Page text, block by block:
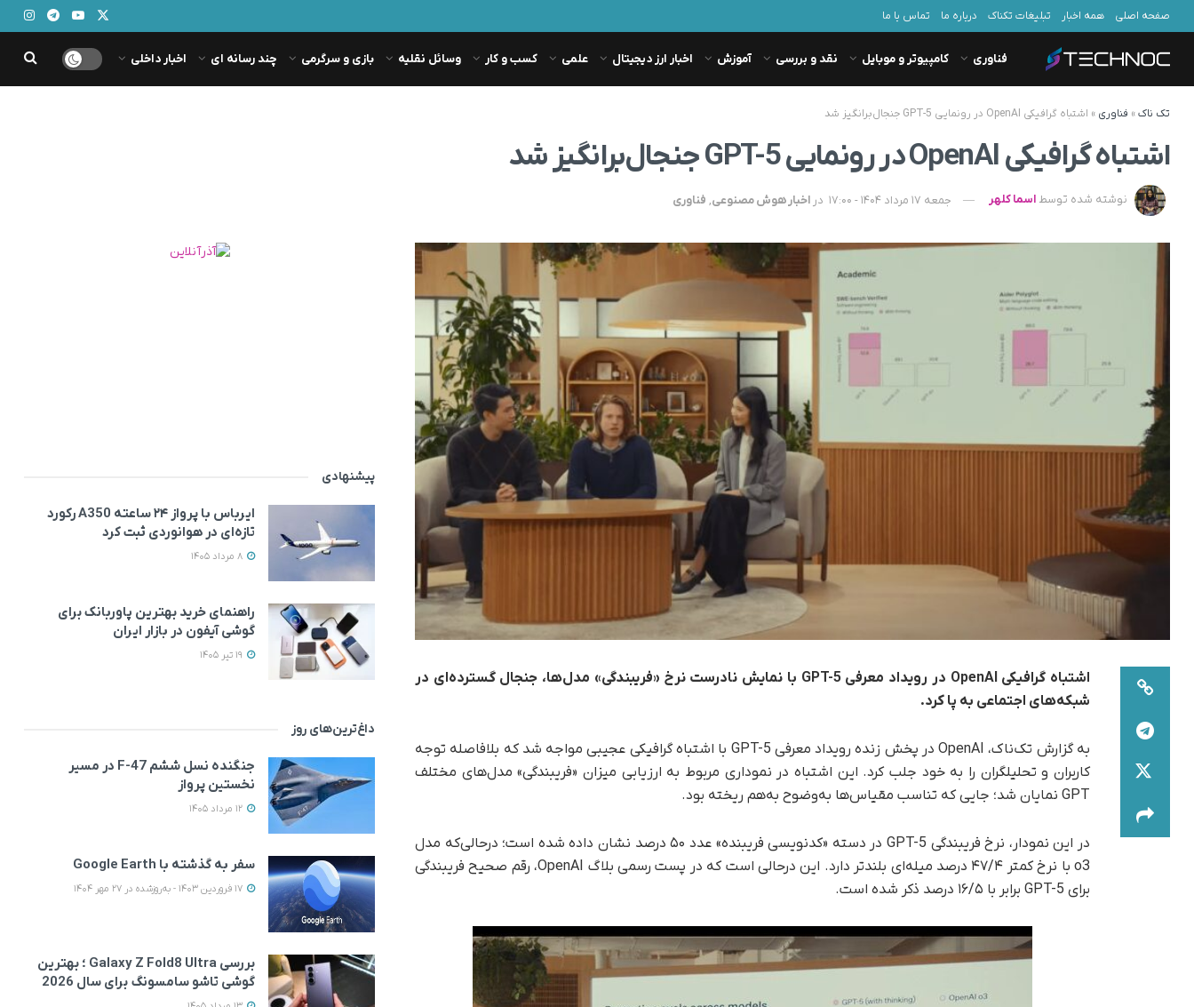
صفحه اصلی همه اخبار تبلیغات تکناک درباره ما تماس با ما
فناوری کامپیوتر و موبایل نقد و بررسی آموزش اخبار ارز دیجیتال علمی کسب و کار وسائل نقلیه بازی و سرگرمی چند رسانه ای اخبار داخلی
تک ناک» فناوری » اشتباه گرافیکی OpenAI در رونمایی GPT-5 جنجال‌برانگیز شد
اشتباه گرافیکی OpenAI در رونمایی GPT-5 جنجال‌برانگیز شد
نوشته شده توسط اسما کلهر جمعه 17 مرداد 1404 - 17:00 در اخبار هوش مصنوعی, فناوری
اشتباه گرافیکی OpenAI
در رویداد معرفی GPT-5 با نمایش نادرست نرخ «فریبندگی» مدل‌ها، جنجال گسترده‌ای در
شبکه‌های اجتماعی به پا کرد.
به گزارش تک‌ناک، OpenAI در پخش زنده رویداد معرفی GPT-5 با اشتباه گرافیکی عجیبی مواجه شد که بلافاصله توجه
کاربران و تحلیلگران را به خود جلب کرد. این اشتباه در نموداری مربوط به ارزیابی میزان «فریبندگی» مدل‌های مختلف
GPT نمایان شد؛ جایی که تناسب مقیاس‌ها به‌وضوح به‌هم ریخته بود.
در این نمودار، نرخ فریبندگی GPT-5 در دسته‌ «کدنویسی فریبنده» عدد ۵۰ درصد نشان داده شده است؛ در‌حالی‌‌که مدل
o3 با نرخ کمتر ۴۷/۴ درصد میله‌ای بلندتر دارد. این درحالی است که در پست رسمی بلاگ OpenAI، رقم صحیح فریبندگی
برای GPT-5 برابر با ۱۶/۵ درصد ذکر شده است.
پیشنهادی
ایرباس با پرواز ۲۴ ساعته A350 رکورد
تازه‌ای در هوانوردی ثبت کرد
راهنمای خرید بهترین پاوربانک برای
گوشی آیفون در بازار ایران
داغ‌ترین‌های روز
جنگنده نسل ششم F-47 در مسیر
نخستین پرواز
سفر به گذشته با Google Earth
بررسی Galaxy Z Fold8 Ultra ؛ بهترین
گوشی تاشو سامسونگ برای سال 2026